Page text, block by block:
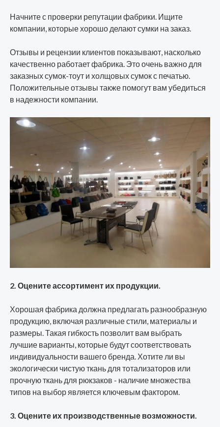
Начните с проверки репутации фабрики. Ищите
компании, которые хорошо делают сумки на заказ.
Отзывы и рецензии клиентов показывают, насколько
качественно работает фабрика. Это очень важно для
заказных сумок-тоут и холщовых сумок с печатью.
Положительные отзывы также помогут вам убедиться
в надежности компании.
2. Оцените ассортимент их продукции.
Хорошая фабрика должна предлагать разнообразную
продукцию, включая различные стили, материалы и
размеры. Такая гибкость позволит вам выбрать
лучшие варианты, которые будут соответствовать
индивидуальности вашего бренда. Хотите ли вы
экологически чистую ткань для тотализаторов или
прочную ткань для рюкзаков - наличие множества
типов на выбор является ключевым фактором.
3. Оцените их производственные возможности.